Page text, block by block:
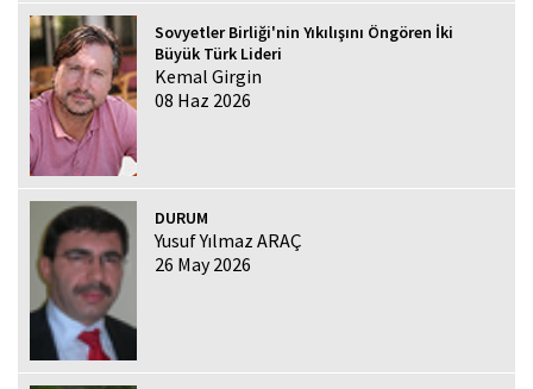
Sovyetler Birliği'nin Yıkılışını Öngören İki
Büyük Türk Lideri
Kemal Girgin
08 Haz 2026
DURUM
Yusuf Yılmaz ARAÇ
26 May 2026